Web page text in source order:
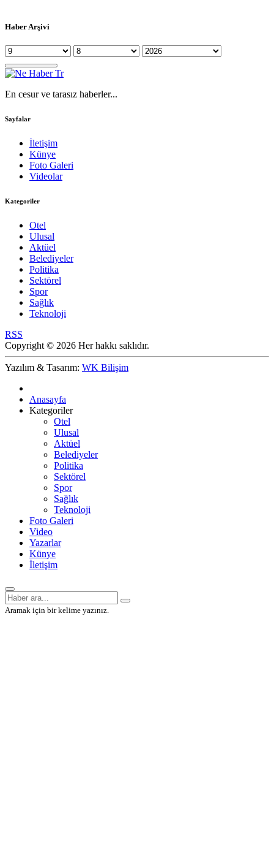
Haber Arşivi
En cesur ve tarasız haberler...
Sayfalar
İletişim
Künye
Foto Galeri
Videolar
Kategoriler
Otel
Ulusal
Aktüel
Belediyeler
Politika
Sektörel
Spor
Sağlık
Teknoloji
RSS
Copyright © 2026 Her hakkı saklıdır.
Yazılım & Tasarım: WK Bilişim
Anasayfa
Kategoriler
Otel
Ulusal
Aktüel
Belediyeler
Politika
Sektörel
Spor
Sağlık
Teknoloji
Foto Galeri
Video
Yazarlar
Künye
İletişim
Aramak için bir kelime yazınız.